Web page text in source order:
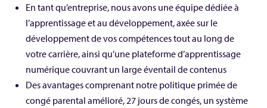
En tant qu’entreprise, nous avons une équipe dédiée à
l’apprentissage et au développement, axée sur le
développement de vos compétences tout au long de
votre carrière, ainsi qu’une plateforme d’apprentissage
numérique couvrant un large éventail de contenus
Des avantages comprenant notre politique primée de
congé parental amélioré, 27 jours de congés, un système